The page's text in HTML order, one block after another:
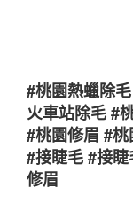
#桃園熱蠟除
火車站除毛 #
#桃園修眉 #
#接睫毛 #接
修眉